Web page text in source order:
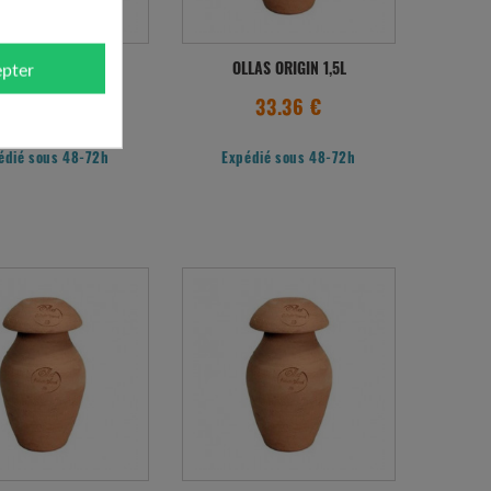
ORIGIN 0,5L
sous 48-72h
OLLAS ORIGIN 1,5L
33.36 €
Expédié sous 48-72h